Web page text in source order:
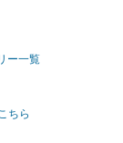
ー一覧
ちら